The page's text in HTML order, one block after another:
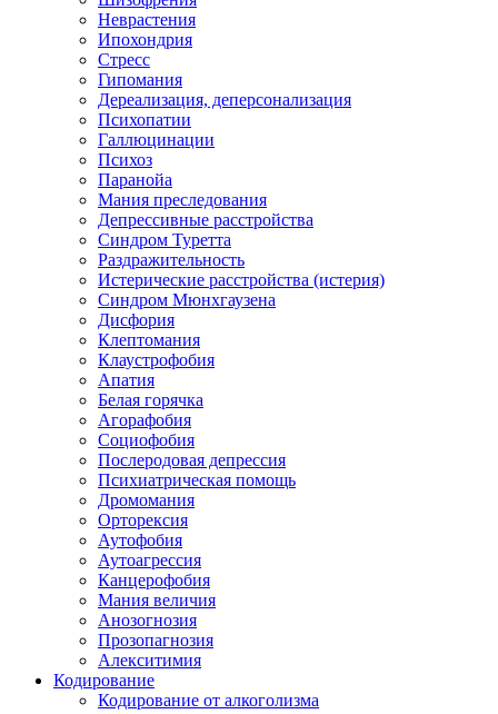
Неврастения
Ипохондрия
Стресс
Гипомания
Дереализация, деперсонализация
Психопатии
Галлюцинации
Психоз
Паранойа
Мания преследования
Депрессивные расстройства
Синдром Туретта
Раздражительность
Истерические расстройства (истерия)
Синдром Мюнхгаузена
Дисфория
Клептомания
Клаустрофобия
Апатия
Белая горячка
Агорафобия
Социофобия
Послеродовая депрессия
Психиатрическая помощь
Дромомания
Орторексия
Аутофобия
Аутоагрессия
Канцерофобия
Мания величия
Анозогнозия
Прозопагнозия
Алекситимия
Кодирование
Кодирование от алкоголизма